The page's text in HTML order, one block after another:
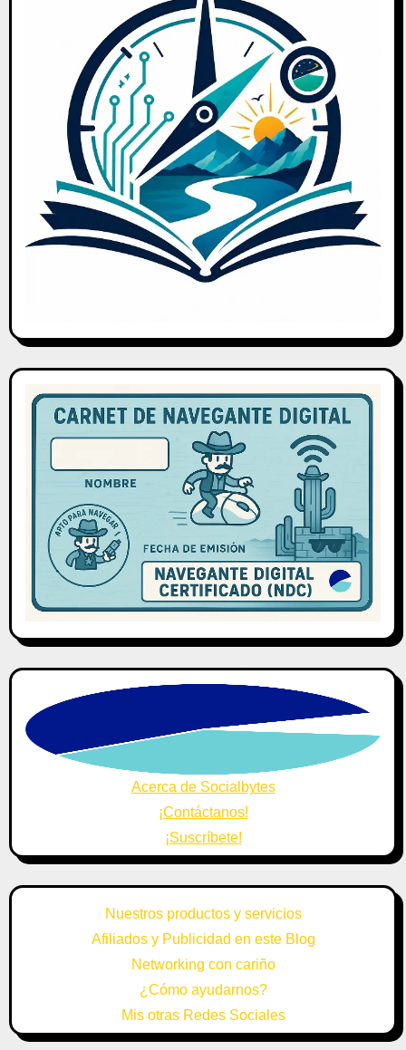
Acerca de Socialbytes
¡Contáctanos!
¡Suscríbete!
Nuestros productos y servicios
Afiliados y Publicidad en este Blog
Networking con cariño
¿Cómo ayudarnos?
Mis otras Redes Sociales